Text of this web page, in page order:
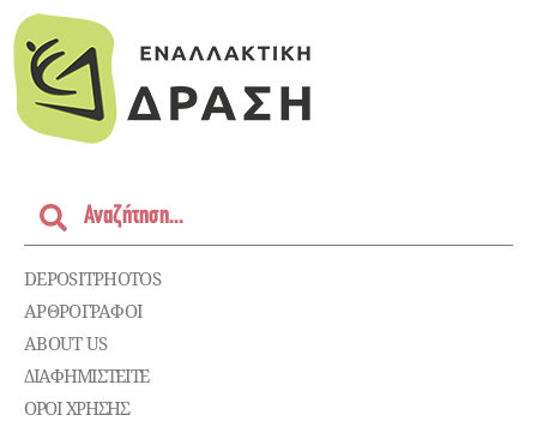
DEPOSITPHOTOS
ΑΡΘΡΟΓΡΑΦΟΙ
ABOUT US
ΔΙΑΦΗΜΙΣΤΕΊΤΕ
ΌΡΟΙ ΧΡΉΣΗΣ